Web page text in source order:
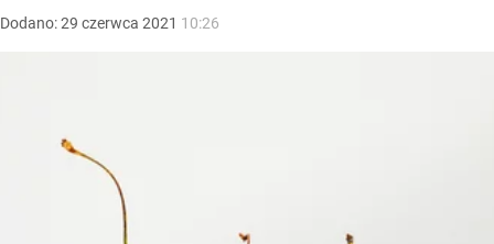
Dodano:29 czerwca 2021 10:26